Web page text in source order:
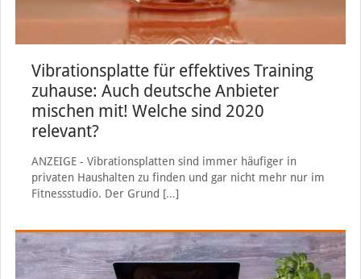
Vibrationsplatte für effektives Training
zuhause: Auch deutsche Anbieter
mischen mit! Welche sind 2020
relevant?
ANZEIGE - Vibrationsplatten sind immer häufiger in
privaten Haushalten zu finden und gar nicht mehr nur im
Fitnessstudio. Der Grund […]